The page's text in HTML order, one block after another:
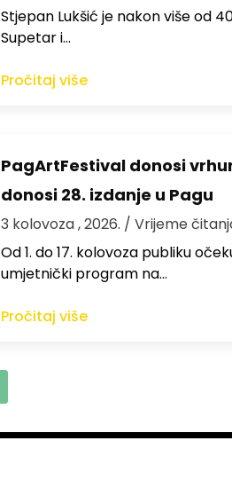
St​jepan Lukšić je nakon više od
Supetar i…
Pročitaj više
PagArtFestival donosi
donosi 28. izdanje u Pagu
3 kolovoza , 2026. / Vrijeme
Od 1. do 17. kolovoza publiku
umjetnički program na…
Pročitaj više